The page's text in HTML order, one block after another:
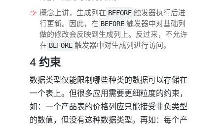
概念上讲，生成列在 BEFORE 触发器执行后进
行更新。因此，在 BEFORE 触发器中对基础列
做的修改会反映到生成列上。反过来，不允许
在 BEFORE 触发器中对生成列进行访问。
4 约束
数据类型仅能限制哪些种类的数据可以存储在
一个表上。但很多应用需要更细粒度的约束，
如：一个产品表的价格列应只能接受非负类型
的数值，但没有这种数据类型。再如：每个产